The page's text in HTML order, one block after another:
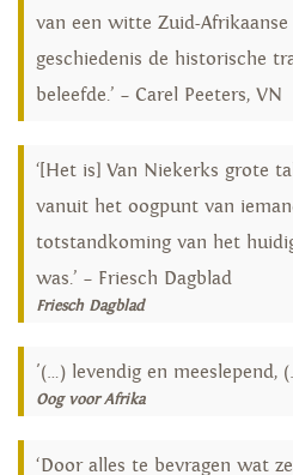
van een witte Zuid-
geschiedenis de historische
beleefde.’ – Carel Peeters, VN
‘[Het is] Van Niekerks grote
vanuit het oogpunt van
totstandkoming van het
was.’ – Friesch Dagblad
Friesch Dagblad
'(…) levendig en meeslepend,
Oog voor Afrika
‘Door alles te bevragen wat